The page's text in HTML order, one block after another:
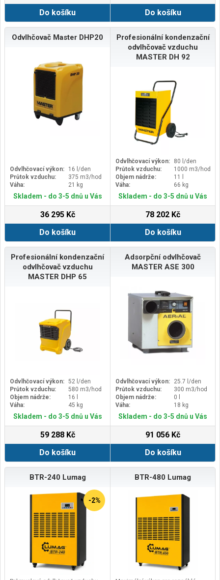
Do košíku
Do košíku
Odvlhčovač Master DHP20
Odvlhčovací výkon:
16 l/den
Průtok vzduchu:
375 m3/hod
Váha:
21 kg
Skladem - do 3-5 dnů u Vás
36 295 Kč
Do košíku
Profesionální kondenzační
odvlhčovač vzduchu
MASTER DH 92
Odvlhčovací výkon:
80 l/den
Průtok vzduchu:
1000 m3/hod
Objem nádrže:
11 l
Váha:
66 kg
Skladem - do 3-5 dnů u Vás
78 202 Kč
Do košíku
Profesionální kondenzační
odvlhčovač vzduchu
MASTER DHP 65
Odvlhčovací výkon: 52 l/den
Průtok vzduchu:
580 m3/hod
Objem nádrže:
16 l
Váha:
45 kg
Skladem - do 3-5 dnů u Vás
59 288 Kč
Do košíku
Adsorpční odvlhčovač
MASTER ASE 300
Odvlhčovací výkon:
25.7 l/den
Průtok vzduchu:
300 m3/hod
Objem nádrže:
0 l
Váha:
18 kg
Skladem - do 3-5 dnů u Vás
91 056 Kč
Do košíku
BTR-240 Lumag
-2%
BTR-480 Lumag